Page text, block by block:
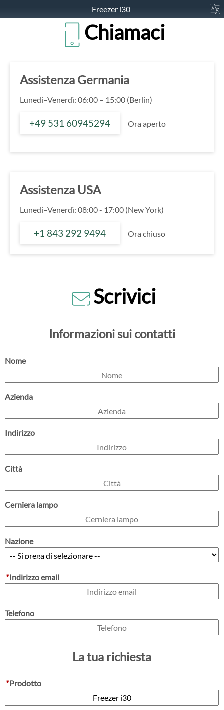
Freezer i30
Chiamaci
Assistenza Germania
Lunedi–Venerdì: 06:00 – 15:00 (Berlin)
+49 531 60945294 Ora aperto
Assistenza USA
Lunedi–Venerdì: 08:00 - 17:00 (New York)
+1 843 292 9494 Ora chiuso
Scrivici
Informazioni sui contatti
Nome
Azienda
Indirizzo
Città
Cerniera lampo
Nazione
*Indirizzo email
Telefono
La tua richiesta
*Prodotto